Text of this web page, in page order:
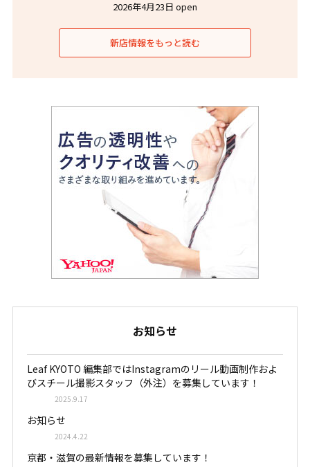
2026年4月23日 open
新店情報をもっと読む
お知らせ
Leaf KYOTO 編集部ではInstagramのリール動画制作およ
びスチール撮影スタッフ（外注）を募集しています！
2025.9.17
お知らせ
2024.4.22
京都・滋賀の最新情報を募集しています！